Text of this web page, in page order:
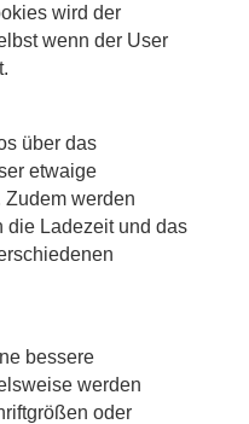
wird der
wenn der User
über das
etwaige
Zudem werden
die Ladezeit und das
bessere
werden
oder